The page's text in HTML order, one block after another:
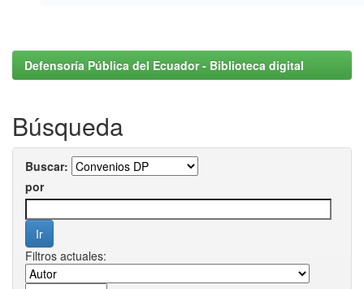
Defensoría Pública del Ecuador - Biblioteca digital
Búsqueda
Buscar:
por
Filtros actuales: